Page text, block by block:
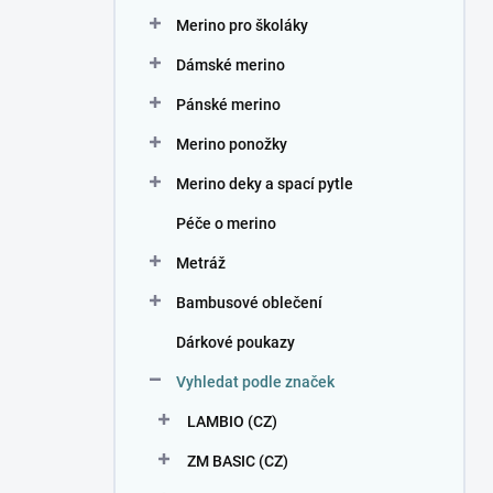
Merino pro školáky
Dámské merino
Pánské merino
Merino ponožky
Merino deky a spací pytle
Péče o merino
Metráž
Bambusové oblečení
Dárkové poukazy
Vyhledat podle značek
LAMBIO (CZ)
ZM BASIC (CZ)